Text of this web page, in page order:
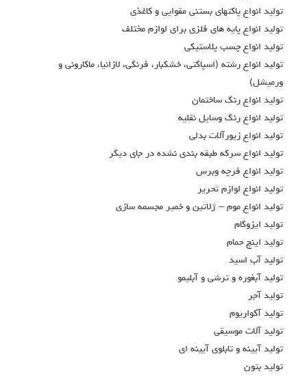
توليد انواع پاکتهاي بستني مقوايي و کاغذي
توليد انواع پايه هاي فلزي براي لوازم مختلف
توليد انواع چسب پلاستيکي
توليد انواع رشته (اسپاگتي، خشكبار، فرنگي، لازانيا، ماكاروني و
ورميشل)
توليد انواع رنگ ساختمان
توليد انواع رنگ وسايل نقليه
توليد انواع زيورآلات بدلي
توليد انواع سركه طبقه بندي نشده در جاي ديگر
توليد انواع فرچه وبرس
توليد انواع لوازم تحرير
توليد انواع موم – ژلاتين و خمير مجسمه سازي
توليد ايزوگام
توليد اينچ حمام
توليد آب اسيد
توليد آبغوره و ترشي و آبليمو
توليد آجر
توليد آكواريوم
توليد آلات موسيقي
توليد آيينه و تابلوي آيينه اي
توليد بتون